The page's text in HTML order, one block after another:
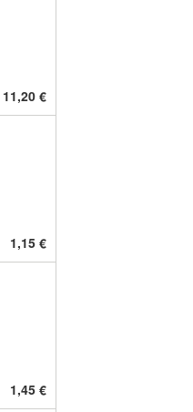
11,20 €
1,15 €
1,45 €